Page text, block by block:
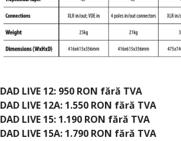
DAD LIVE 12: 950 RON fără TVA
DAD LIVE 12A: 1.550 RON fără TVA
DAD LIVE 15: 1.190 RON fără TVA
DAD LIVE 15A: 1.790 RON fără TVA